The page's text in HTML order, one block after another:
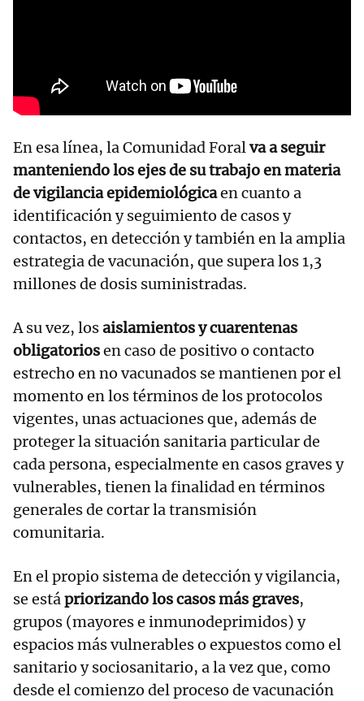
En esa línea, la Comunidad Foralva a seguir
manteniendo los ejes de su trabajo en materia
de vigilancia epidemiológicaen cuanto a
identificación y seguimiento de casos y
contactos, en detección y también en la amplia
estrategia de vacunación, que supera los 1,3
millones de dosis suministradas.
A su vez, losaislamientos y cuarentenas
obligatoriosen caso de positivo o contacto
estrecho en no vacunados se mantienen por el
momento en los términos de los protocolos
vigentes, unas actuaciones que, además de
proteger la situación sanitaria particular de
cada persona, especialmente en casos graves y
vulnerables, tienen la finalidad en términos
generales de cortar la transmisión
comunitaria.
En el propio sistema de detección y vigilancia,
se estápriorizando los casos más graves,
grupos (mayores e inmunodeprimidos) y
espacios más vulnerables o expuestos como el
sanitario y sociosanitario, a la vez que, como
desde el comienzo del proceso de vacunación